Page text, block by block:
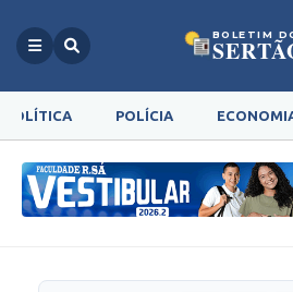
BOLETIM
POLÍTICA POLÍCIA